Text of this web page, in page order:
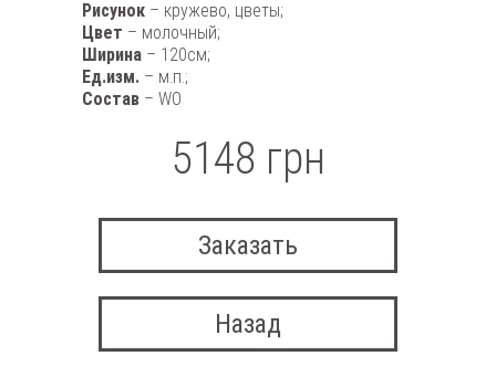
Рисунок – кружево, цветы;
Цвет – молочный;
Ширина – 120см;
Ед.изм. – м.п.;
Состав – WO
5148 грн
Заказать
Назад